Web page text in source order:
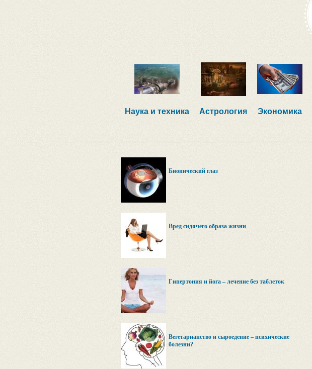
Наука и техника Астрология Экономика
Бионический глаз
Вред сидячего образа жизни
Гипертония и йога – лечение без таблеток
Вегетарианство и сыроедение – психические
болезни?